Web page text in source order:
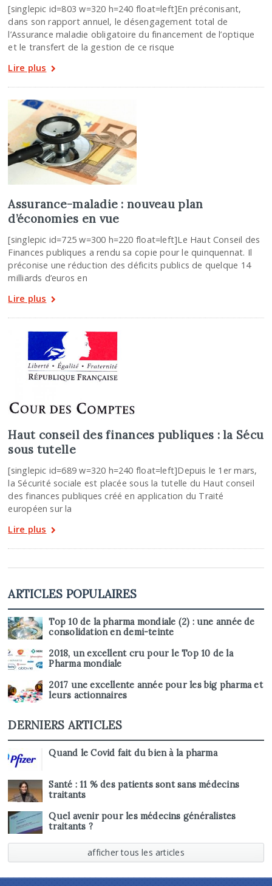
[singlepic id=803 w=320 h=240 float=left]En préconisant,
dans son rapport annuel, le désengagement total de
l’Assurance maladie obligatoire du financement de l’optique
et le transfert de la gestion de ce risque
Lire plus
Assurance-maladie : nouveau plan
d’économies en vue
[singlepic id=725 w=300 h=220 float=left]Le Haut Conseil des
Finances publiques a rendu sa copie pour le quinquennat. Il
préconise une réduction des déficits publics de quelque 14
milliards d’euros en
Lire plus
Haut conseil des finances publiques : la Sécu
sous tutelle
[singlepic id=689 w=320 h=240 float=left]Depuis le 1er mars,
la Sécurité sociale est placée sous la tutelle du Haut conseil
des finances publiques créé en application du Traité
européen sur la
Lire plus
ARTICLES POPULAIRES
Top 10 de la pharma mondiale (2) : une année de
consolidation en demi-teinte
2018, un excellent cru pour le Top 10 de la
Pharma mondiale
2017 une excellente année pour les big pharma et
leurs actionnaires
DERNIERS ARTICLES
Quand le Covid fait du bien à la pharma
Santé : 11 % des patients sont sans médecins
traitants
Quel avenir pour les médecins généralistes
traitants ?
afficher tous les articles